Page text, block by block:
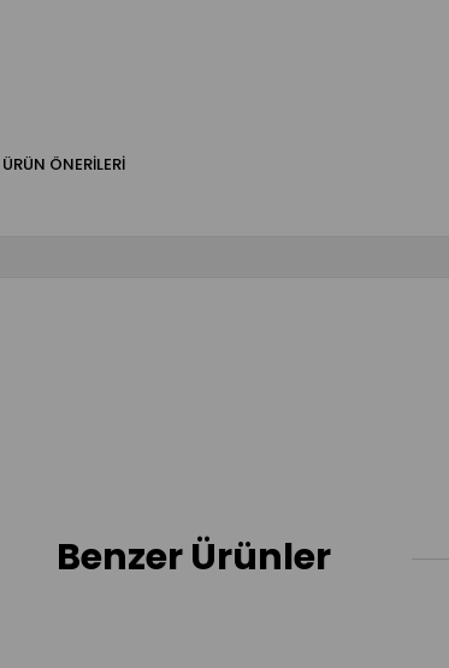
ÜRÜN ÖNERILERI
Benzer Ürünler